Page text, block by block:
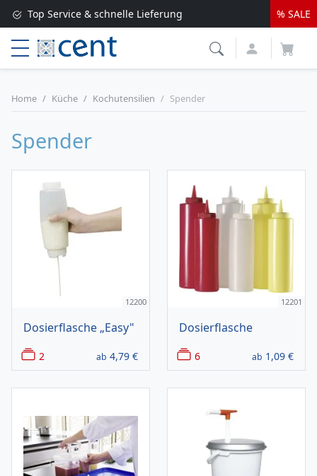
Top Service & schnelle Lieferung
Versandkostenfrei ab 250 EUR*
Lieferung nur 1-2 Werktage
% SALE
Home Küche Kochutensilien Spender
Spender
12200
Dosierflasche „Easy"
2 ab 4,79 €
12201
Dosierflasche
6 ab 1,09 €